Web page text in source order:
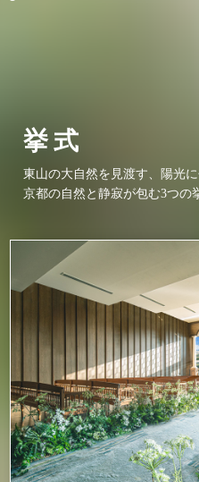
挙式
東山の大自然を見渡す、陽光
京都の自然と静寂が包む3つの